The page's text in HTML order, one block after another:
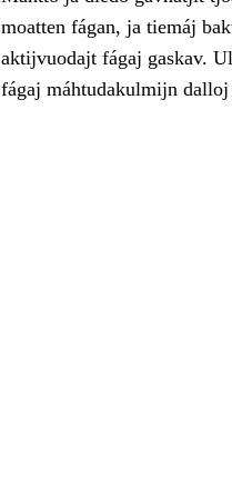
moatten fágan, ja tiemáj
aktijvuodajt fágaj gaskav.
fágaj máhtudakulmijn dalloj